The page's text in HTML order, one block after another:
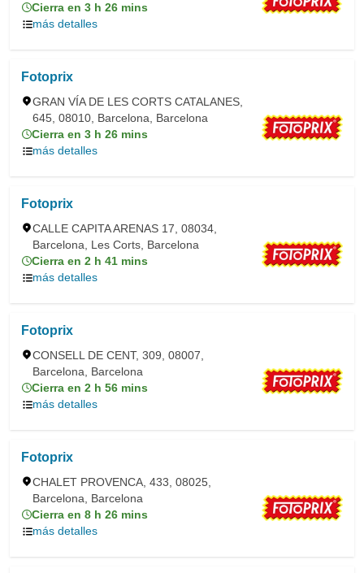
Cierra en 3 h 26 mins
más detalles
Fotoprix
GRAN VÍA DE LES CORTS CATALANES,
645, 08010, Barcelona, Barcelona
Cierra en 3 h 26 mins
más detalles
Fotoprix
CALLE CAPITA ARENAS 17, 08034,
Barcelona, Les Corts, Barcelona
Cierra en 2 h 41 mins
más detalles
Fotoprix
CONSELL DE CENT, 309, 08007,
Barcelona, Barcelona
Cierra en 2 h 56 mins
más detalles
Fotoprix
CHALET PROVENCA, 433, 08025,
Barcelona, Barcelona
Cierra en 8 h 26 mins
más detalles